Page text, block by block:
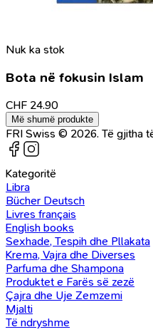
Nuk ka stok
Bota në fokusin Islam
CHF 24.90
Më shumë produkte
FRI Swiss © 2026. Të gjitha
Kategoritë
Libra
Bücher Deutsch
Livres français
English books
Sexhade, Tespih dhe Pllakata
Krema, Vajra dhe Diverses
Parfuma dhe Shampona
Produktet e Farës së zezë
Çajra dhe Uje Zemzemi
Mjalti
Të ndryshme